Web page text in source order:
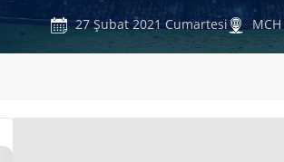
27 Şubat 2021 Cumartesi